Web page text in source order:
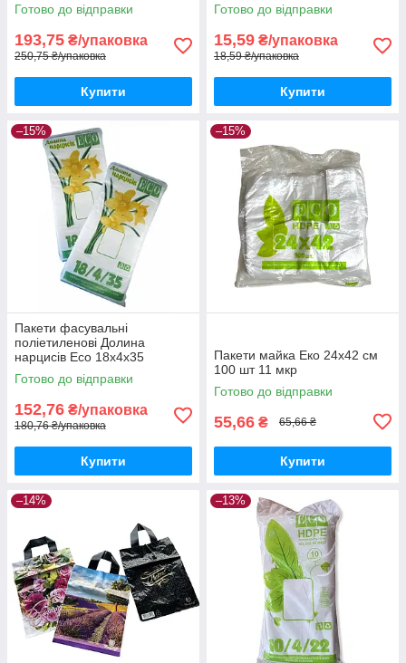
Готово до відправки
193,75 ₴/упаковка
250,75 ₴/упаковка
Купити
Готово до відправки
15,59 ₴/упаковка
18,59 ₴/упаковка
Купити
–15%
Пакети фасувальні
поліетиленові Долина
нарцисів Eco 18x4x35
Готово до відправки
152,76 ₴/упаковка
180,76 ₴/упаковка
Купити
–15%
Пакети майка Еко 24х42 см
100 шт 11 мкр
Готово до відправки
55,66 ₴ 65,66 ₴
Купити
–14% –13%